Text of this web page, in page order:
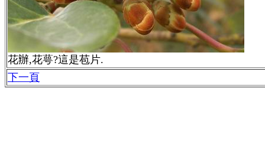
花辦,花萼?這是苞片.
下一頁